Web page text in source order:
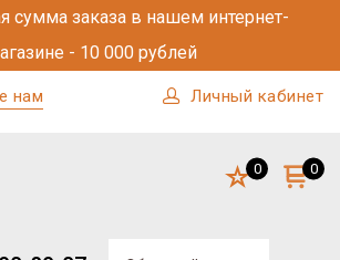
сумма заказа в нашем интернет-
- 10 000 рублей
нам Личный кабинет
0 0